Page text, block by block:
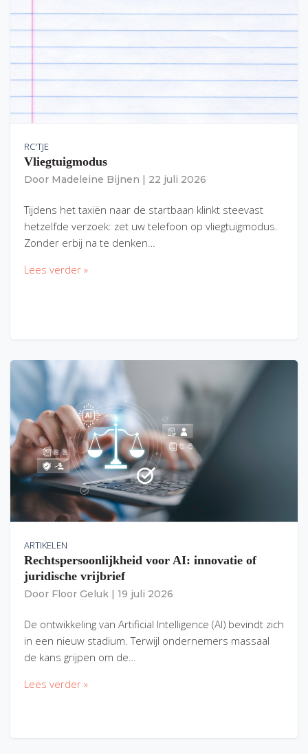
RC'TJE
Vliegtuigmodus
Door Madeleine Bijnen 22 juli 2026
Tijdens het taxiën naar de startbaan klinkt steevast
hetzelfde verzoek: zet uw telefoon op vliegtuigmodus.
Zonder erbij na te denken…
Lees verder »
ARTIKELEN
Rechtspersoonlijkheid voor AI: innovatie of
juridische vrijbrief
Door Floor Geluk 19 juli 2026
De ontwikkeling van Artificial Intelligence (AI) bevindt zich
in een nieuw stadium. Terwijl ondernemers massaal
de kans grijpen om de…
Lees verder »